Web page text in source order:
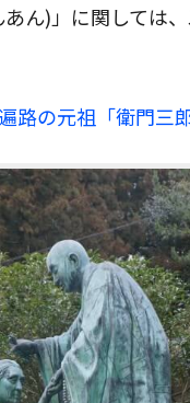
ん)」に関しては
路の元祖「衛門三